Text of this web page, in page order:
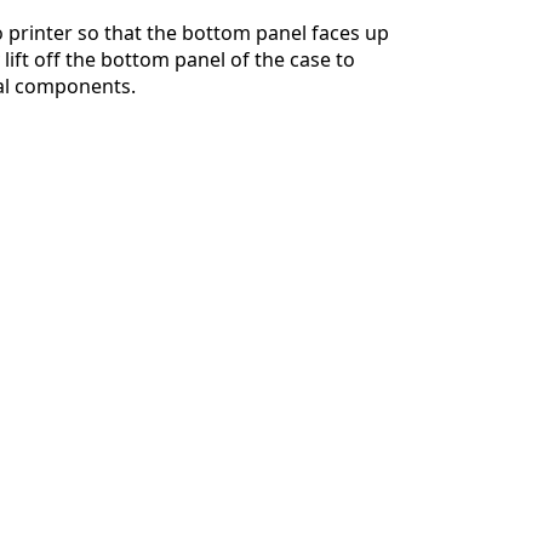
printer so that the bottom panel faces up
lift off the bottom panel of the case to
components.